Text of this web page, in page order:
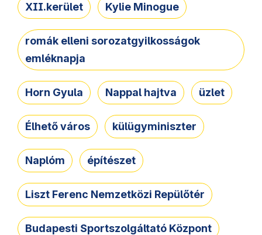
XII.kerület Kylie Minogue
romák elleni sorozatgyilkosságok
emléknapja
Horn Gyula Nappal hajtva üzlet
Élhető város külügyminiszter
Naplóm építészet
Liszt Ferenc Nemzetközi Repülőtér
Budapesti Sportszolgáltató Központ